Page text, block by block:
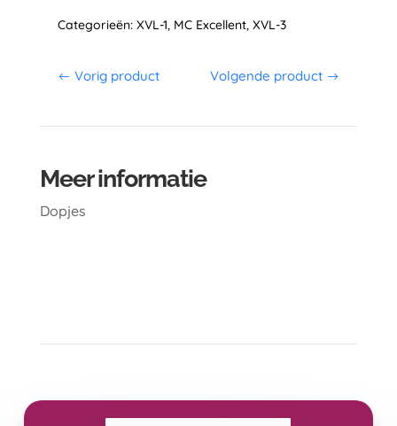
Categorieën: XVL-1, MC Excellent, XVL-3
Vorig product Volgende product
Meer informatie
Dopjes